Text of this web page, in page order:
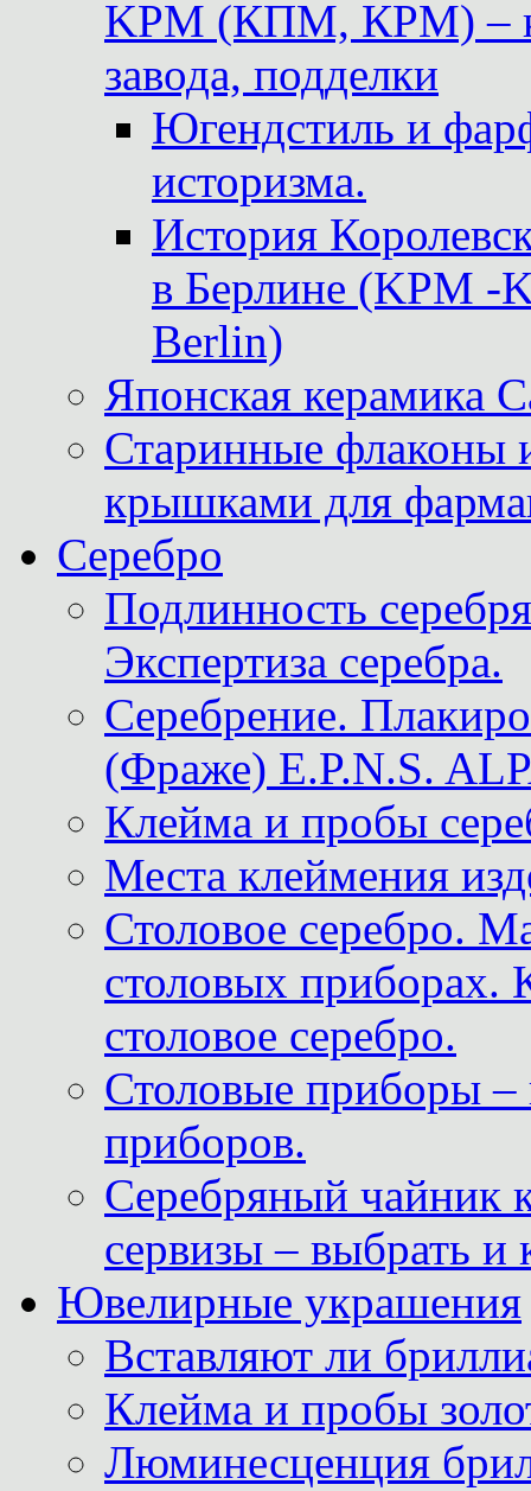
KPM (КПМ, КРМ) –
завода, подделки
Югендстиль и
историзма.
История
в Берлине (KPM -
Berlin)
Японская керамика
Старинные флаконы
крышками для
Серебро
Подлинность
Экспертиза серебра.
Серебрение.
(Фраже) E.P.N.S.
Клейма и пробы
Места клеймения
Столовое серебро.
столовых приборах.
столовое серебро.
Столовые приборы –
приборов.
Серебряный чайник
сервизы – выбрать и
Ювелирные украшения
Вставляют ли
Клейма и пробы
Люминесценция